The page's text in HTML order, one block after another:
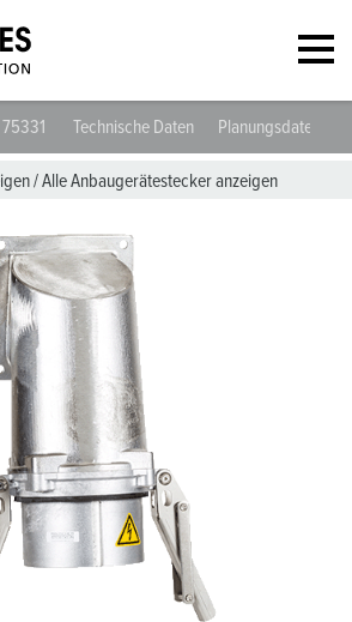
Technische Daten Planungsdaten &
/Alle Anbaugerätestecker anzeigen